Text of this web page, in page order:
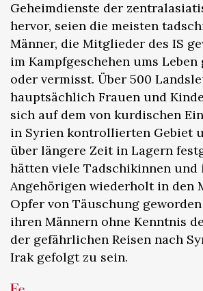
Geheimdienste der
hervor, seien die meisten
Männer, die Mitglieder des IS
im Kampfgeschehen ums Leben
oder vermisst. Über 500
hauptsächlich Frauen und
sich auf dem von kurdischen
in Syrien kontrollierten Gebiet
über längere Zeit in Lagern
hätten viele Tadschikinnen und
Angehörigen wiederholt in den
Opfer von Täuschung
ihren Männern ohne Kenntnis
der gefährlichen Reisen nach
Irak gefolgt zu sein.